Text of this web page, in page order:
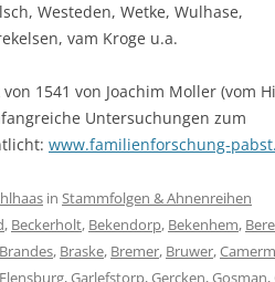
Westeden, Wetke, Wulhase,
vam Kroge u.a.
1541 von Joachim Moller (vom
Untersuchungen zum
www.familienforschung-
in Stammfolgen & Ahnenreihen
, Beckerholt, Bekendorp, Bekenhem,
Brandes, Braske, Bremer, Bruwer,
Flensburg,Garlefstorp,Gercken,Gosman,